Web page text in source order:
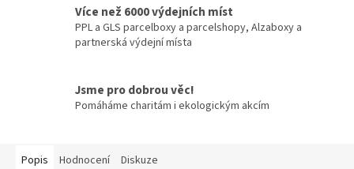
Více než 6000 výdejních míst
PPL a GLS parcelboxy a parcelshopy, Alzaboxy a
partnerská výdejní místa
Jsme pro dobrou věc!
Pomáháme charitám i ekologickým akcím
Popis Hodnocení Diskuze